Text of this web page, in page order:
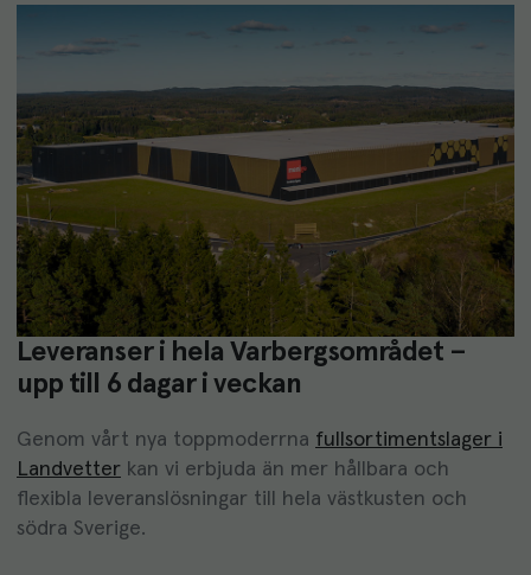
Leveranser i hela Varbergsområdet –
upp till 6 dagar i veckan
Genom vårt nya toppmoderrna fullsortimentslager i
Landvetter kan vi erbjuda än mer hållbara och
flexibla leveranslösningar till hela västkusten och
södra Sverige.